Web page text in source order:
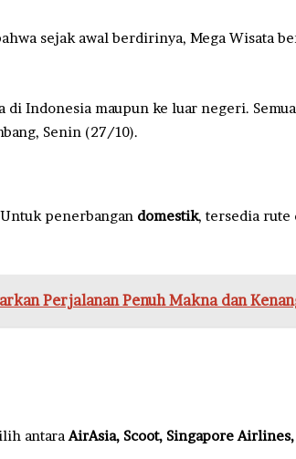
sejak awal berdirinya, Mega Wisata
Indonesia maupun ke luar negeri.
Senin (27/10).
penerbangan domestik, tersedia rute
Perjalanan Penuh Makna dan
antaraAirAsia, Scoot, Singapore